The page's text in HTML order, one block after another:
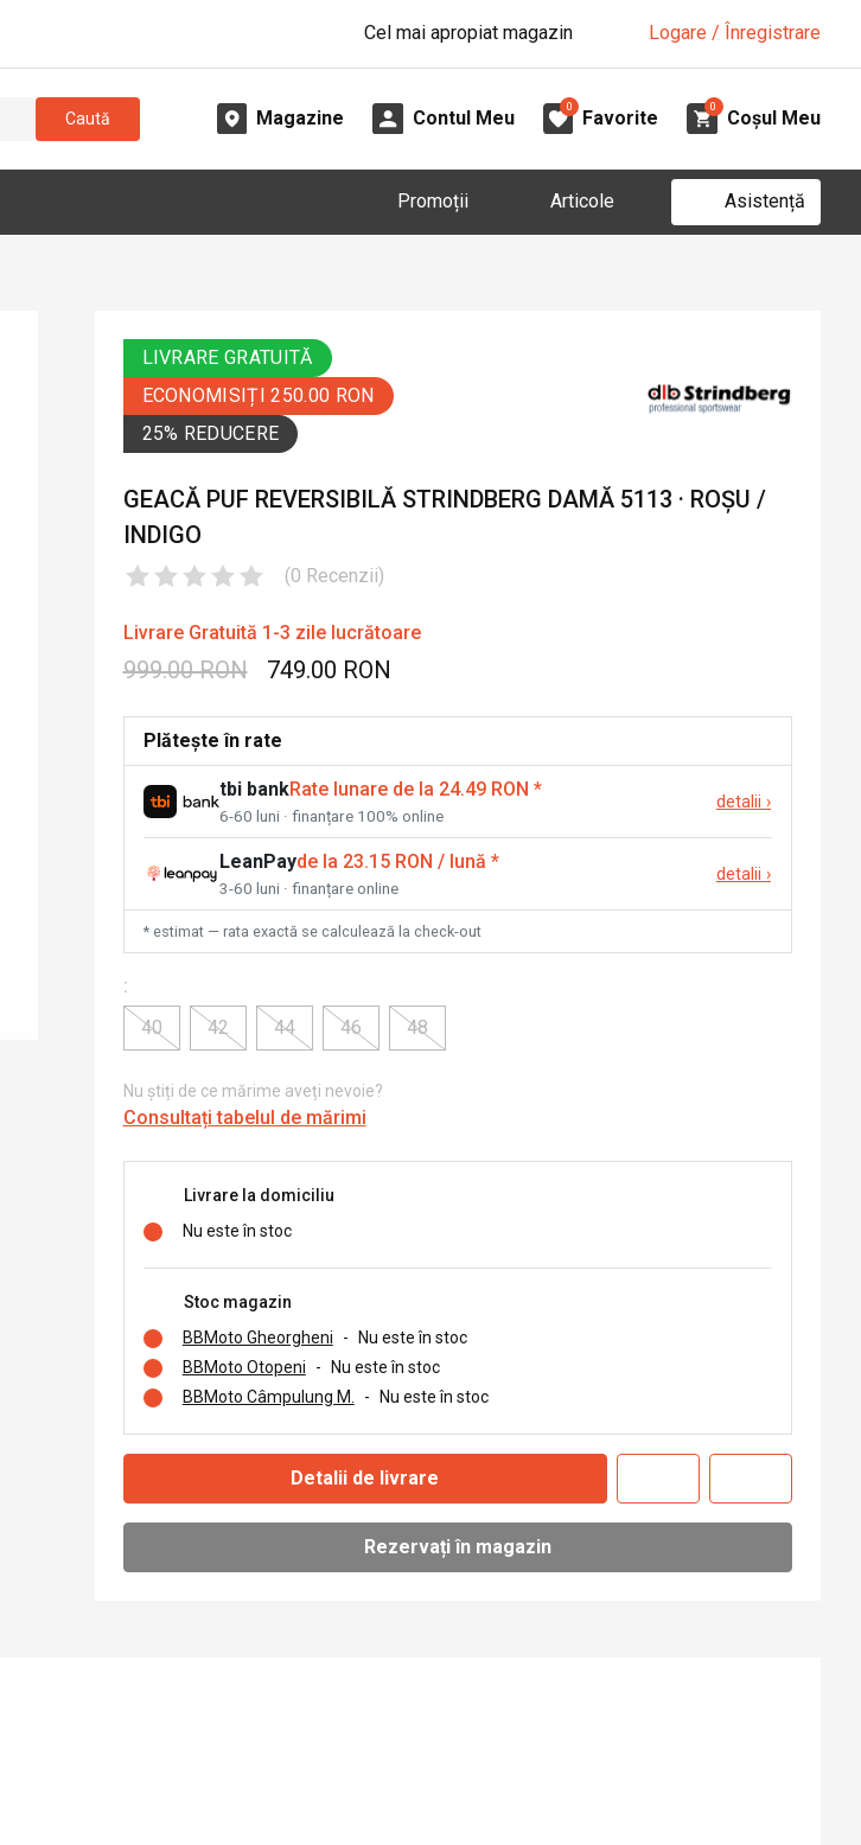
Cel mai apropiat magazin Logare / Înregistrare
Caută Magazine Contul Meu
0
Favorite
0
Coșul Meu
Promoții Articole Asistență
LIVRARE GRATUITĂ
ECONOMISIȚI 250.00 RON
25% REDUCERE
GEACĂ PUF REVERSIBILĂ STRINDBERG DAMĂ 5113 · ROȘU /
INDIGO
(0 Recenzii)
Livrare Gratuită 1-3 zile lucrătoare
999.00 RON 749.00 RON
Plătește în rate
tbi bankRate lunare de la 24.49 RON *
6-60 luni · finanțare 100% online
detalii ›
LeanPayde la 23.15 RON / lună *
3-60 luni · finanțare online
detalii ›
* estimat — rata exactă se calculează la check-out
:
40
42 44 46 48
Nu știți de ce mărime aveți nevoie?
Consultați tabelul de mărimi
Livrare la domiciliu
Nu este în stoc
Stoc magazin
BBMoto Gheorgheni
-
Nu este în stoc
BBMoto Otopeni
-
Nu este în stoc
BBMoto Câmpulung M.
- Nu este în stoc
Detalii de livrare
Rezervați în magazin